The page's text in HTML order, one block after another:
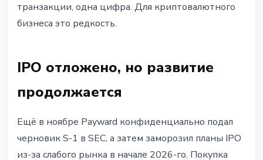
транзакции, одна цифра. Для криптовалютного
бизнеса это редкость.
IPO отложено, но развитие
продолжается
Ещё в ноябре Payward конфиденциально подал
черновик S-1 в SEC, а затем заморозил планы IPO
из-за слабого рынка в начале 2026-го. Покупка